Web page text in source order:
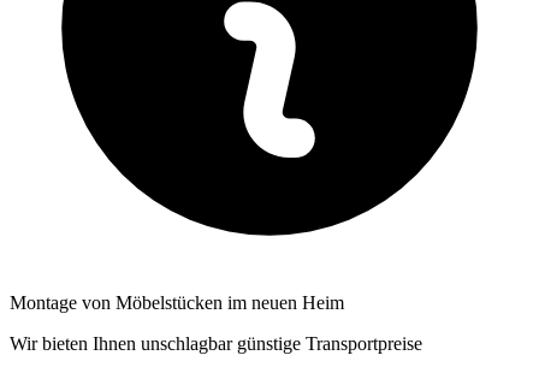
Montage von Möbelstücken im neuen Heim
Wir bieten Ihnen unschlagbar günstige Transportpreise